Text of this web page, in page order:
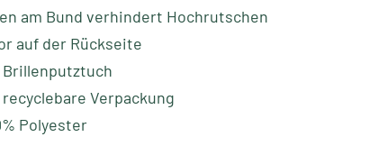
am Bund verhindert Hochrutschen
auf der Rückseite
Verpackung
Polyester